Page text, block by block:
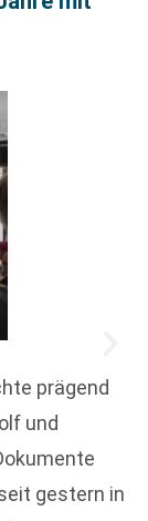
prägend
und
gestern in